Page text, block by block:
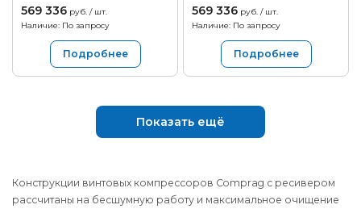
569 336 руб. / шт.
Наличие: По запросу
Подробнее
569 336 руб. / шт.
Наличие: По запросу
Подробнее
Показать ещё
Конструкции винтовых компрессоров Comprag с ресивером
рассчитаны на бесшумную работу и максимальное очищение